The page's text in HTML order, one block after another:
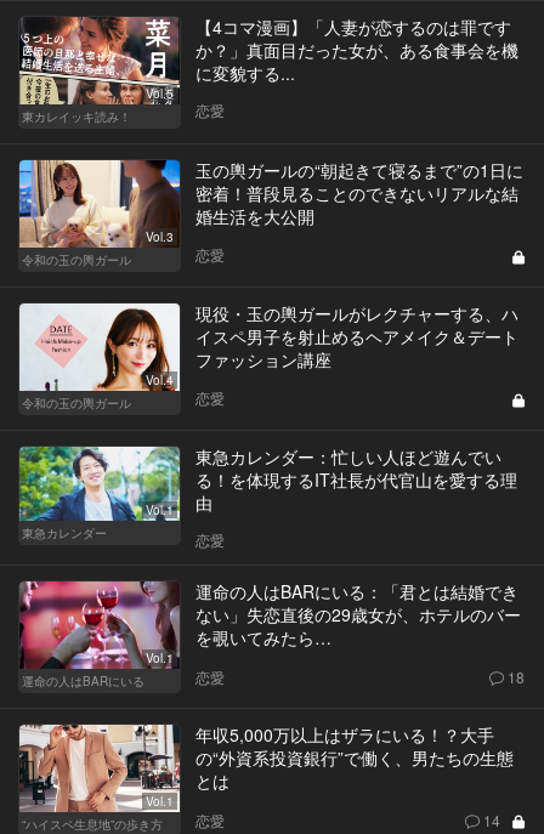
Vol.5
東カレイッキ読み！
【4コマ漫画】「人妻が恋するのは罪です
か？」真面目だった女が、ある食事会を機
に変貌する...
恋愛
Vol.3
令和の玉の輿ガール
玉の輿ガールの“朝起きて寝るまで”の1日に
密着！普段見ることのできないリアルな結
婚生活を大公開
恋愛
Vol.4
令和の玉の輿ガール
現役・玉の輿ガールがレクチャーする、ハ
イスペ男子を射止めるヘアメイク＆デート
ファッション講座
恋愛
Vol.1
東急カレンダー
東急カレンダー：忙しい人ほど遊んでい
る！を体現するIT社長が代官山を愛する理
由
恋愛
Vol.1
運命の人はBARにいる
運命の人はBARにいる：「君とは結婚でき
ない」失恋直後の29歳女が、ホテルのバー
を覗いてみたら…
恋愛 18
Vol.1
“ハイスペ生息地”の歩き方
年収5,000万以上はザラにいる！？大手
の“外資系投資銀行”で働く、男たちの生態
とは
恋愛 14